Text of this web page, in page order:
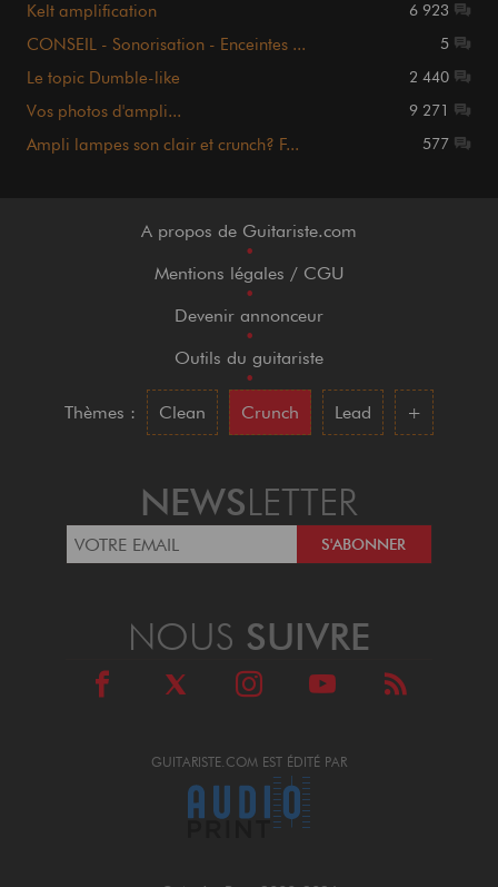
Kelt amplification 6 923
CONSEIL - Sonorisation - Enceintes ... 5
Le topic Dumble-like 2 440
Vos photos d'ampli... 9 271
Ampli lampes son clair et crunch? F... 577
A propos de Guitariste.com
•
Mentions légales / CGU
•
Devenir annonceur
•
Outils du guitariste
•
Thèmes :
Clean Crunch Lead +
NEWSLETTER
GUITARISTE.COM EST ÉDITÉ PAR
NOUS SUIVRE